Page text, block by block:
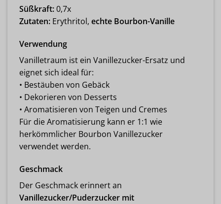
Süßkraft:0,7x
Zutaten: Erythritol, echte Bourbon-Vanille
Verwendung
Vanilletraum ist ein Vanillezucker-Ersatz und
eignet sich ideal für:
• Bestäuben von Gebäck
• Dekorieren von Desserts
• Aromatisieren von Teigen und Cremes
Für die Aromatisierung kann er 1:1 wie
herkömmlicher Bourbon Vanillezucker
verwendet werden.
Geschmack
Der Geschmack erinnert an
Vanillezucker/Puderzucker mit